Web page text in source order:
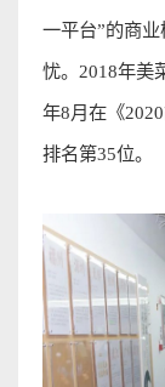
一平台”的商
忧。 2018年美
年8月在《2020
排名第35位。